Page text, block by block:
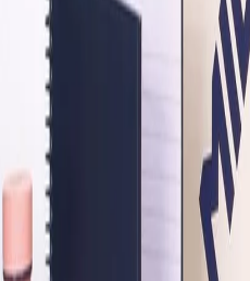
Начало Офис
Milan